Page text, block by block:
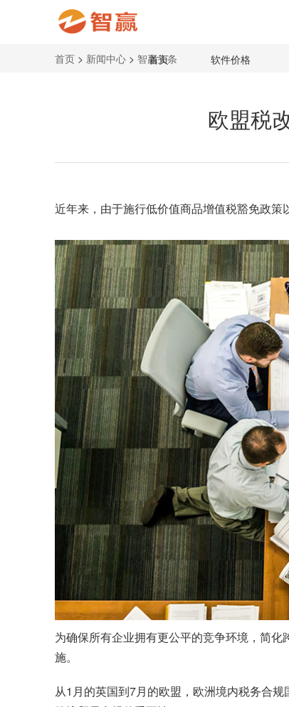
首页 软件价格
首页 > 新闻中心 > 智赢头条
欧盟税
近年来，由于施行低价值商品增值税豁免政策
为确保所有企业拥有更公平的竞争环境，简
施。
从1月的英国到7月的欧盟，欧洲境内税务合